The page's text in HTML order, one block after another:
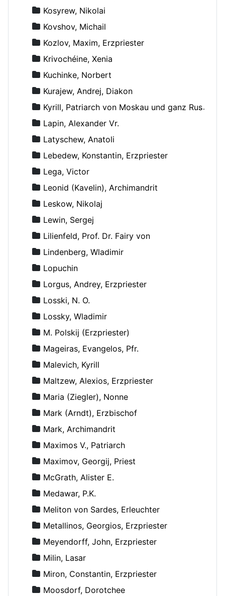
Kosyrew, Nikolai
Kovshov, Michail
Kozlov, Maxim, Erzpriester
Krivochéine, Xenia
Kuchinke, Norbert
Kurajew, Andrej, Diakon
Kyrill, Patriarch von Moskau und ganz Russland
Lapin, Alexander Vr.
Latyschew, Anatoli
Lebedew, Konstantin, Erzpriester
Lega, Victor
Leonid (Kavelin), Archimandrit
Leskow, Nikolaj
Lewin, Sergej
Lilienfeld, Prof. Dr. Fairy von
Lindenberg, Wladimir
Lopuchin
Lorgus, Andrey, Erzpriester
Losski, N. O.
Lossky, Wladimir
M. Polskij (Erzpriester)
Mageiras, Evangelos, Pfr.
Malevich, Kyrill
Maltzew, Alexios, Erzpriester
Maria (Ziegler), Nonne
Mark (Arndt), Erzbischof
Mark, Archimandrit
Maximos V., Patriarch
Maximov, Georgij, Priest
McGrath, Alister E.
Medawar, P.K.
Meliton von Sardes, Erleuchter
Metallinos, Georgios, Erzpriester
Meyendorff, John, Erzpriester
Milin, Lasar
Miron, Constantin, Erzpriester
Moosdorf, Dorotchee